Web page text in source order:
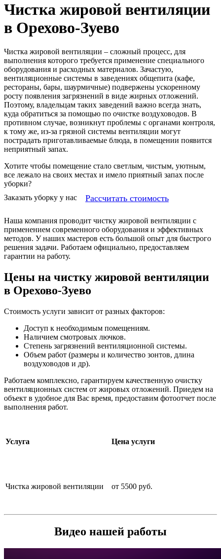
Чистка жировой вентиляции
в Орехово-Зуево
Чистка жировой вентиляции – сложный процесс, для
выполнения которого требуется применение специального
оборудования и расходных материалов. Зачастую,
вентиляционные системы в заведениях общепита (кафе,
рестораны, бары, шаурмичные) подвержены ускоренному
росту появления загрязнений в виде жирных отложений.
Поэтому, владельцам таких заведений важно всегда знать,
куда обратиться за помощью по очистке воздуховодов. В
противном случае, возникнут проблемы с органами контроля,
к тому же, из-за грязной системы вентиляции могут
пострадать приготавливаемые блюда, в помещении появится
неприятный запах.
Хотите чтобы помещение стало светлым, чистым, уютным,
все лежало на своих местах и имело приятный запах после
уборки?
Заказать уборку у нас
Рассчитать стоимость
Наша компания проводит чистку жировой вентиляции с
применением современного оборудования и эффективных
методов. У наших мастеров есть большой опыт для быстрого
решения задачи. Работаем официально, предоставляем
гарантии на работу.
Цены на чистку жировой вентиляции
в Орехово-Зуево
Стоимость услуги зависит от разных факторов:
Доступ к необходимым помещениям.
Наличием смотровых лючков.
Степень загрязнений вентиляционной системы.
Объем работ (размеры и количество зонтов, длина
воздуховодов и др).
Работаем комплексно, гарантируем качественную очистку
вентиляционных систем от жировых отложений. Приедем на
объект в удобное для Вас время, предоставим фотоотчет после
выполнения работ.
Услуга Цена услуги
Чистка жировой вентиляции от 5500 руб.
Видео нашей работы